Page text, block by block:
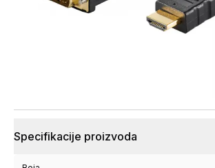
Specifikacije proizvoda